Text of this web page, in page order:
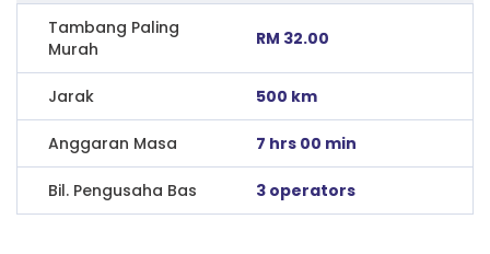
Tambang Paling
Murah
RM 32.00
Jarak 500 km
Anggaran Masa 7 hrs 00 min
Bil. Pengusaha Bas 3 operators